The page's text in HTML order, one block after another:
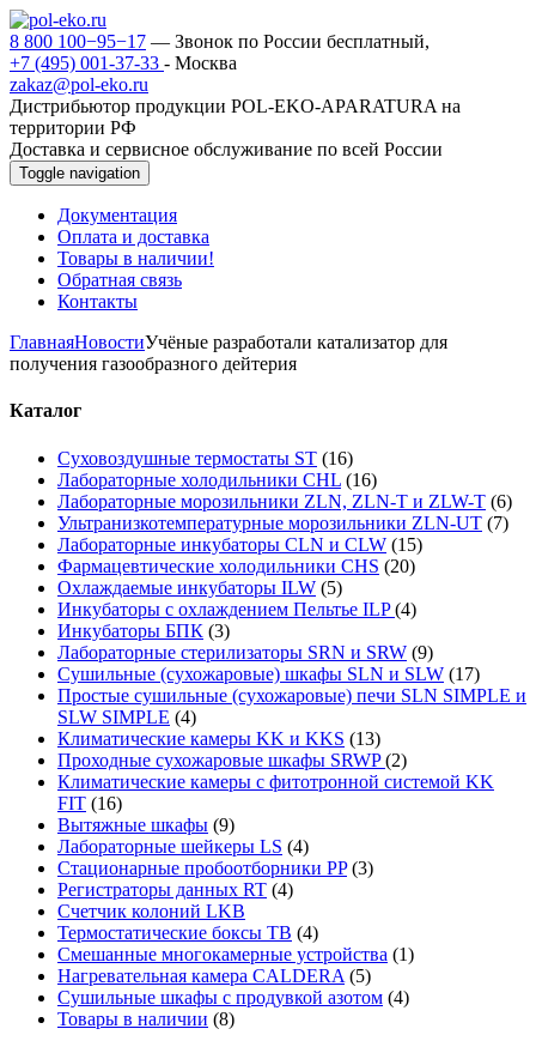
8 800 100−95−17 — Звонок по России бесплатный,
+7 (495) 001-37-33 - Москва
zakaz@pol-eko.ru
Дистрибьютор продукции POL-EKO-APARATURA на
территории РФ
Доставка и сервисное обслуживание по всей России
Toggle navigation
Документация
Оплата и доставка
Товары в наличии!
Обратная связь
Контакты
ГлавнаяНовостиУчёные разработали катализатор для
получения газообразного дейтерия
Каталог
Суховоздушные термостаты ST (16)
Лабораторные холодильники CHL (16)
Лабораторные морозильники ZLN, ZLN-T и ZLW-T (6)
Ультранизкотемпературные морозильники ZLN-UT (7)
Лабораторные инкубаторы CLN и CLW (15)
Фармацевтические холодильники CHS (20)
Охлаждаемые инкубаторы ILW (5)
Инкубаторы с охлаждением Пельтье ILP(4)
Инкубаторы БПК (3)
Лабораторные стерилизаторы SRN и SRW (9)
Сушильные (сухожаровые) шкафы SLN и SLW (17)
Простые сушильные (сухожаровые) печи SLN SIMPLE и
SLW SIMPLE (4)
Климатические камеры KK и KKS (13)
Проходные сухожаровые шкафы SRWP(2)
Климатические камеры с фитотронной системой KK
FIT (16)
Вытяжные шкафы (9)
Лабораторные шейкеры LS (4)
Стационарные пробоотборники PP (3)
Регистраторы данных RT (4)
Счетчик колоний LKB
Термостатические боксы TB (4)
Смешанные многокамерные устройства (1)
Нагревательная камера CALDERA (5)
Сушильные шкафы с продувкой азотом (4)
Товары в наличии (8)